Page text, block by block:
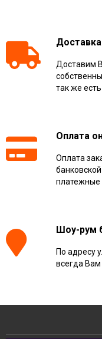
Доставим
так же
Оплата
Оплата
платежные
Шоу-рум
По адресу
всегда